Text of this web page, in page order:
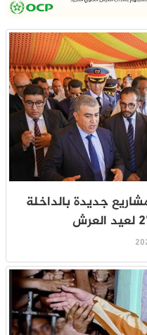
جديدة بالداخلة